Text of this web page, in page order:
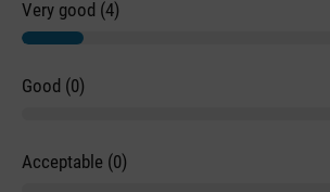
Very good (4)
Good (0)
Acceptable (0)